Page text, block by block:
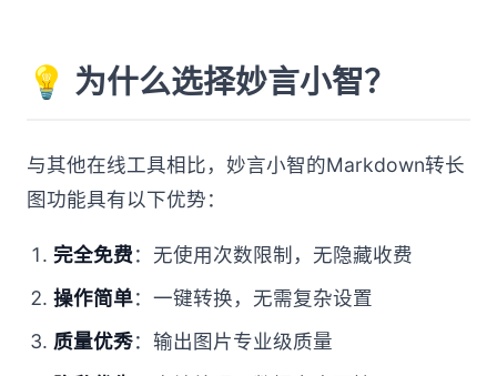
💡 为什么选择妙言小智？
与其他在线工具相比，妙言小智的Markdown转长
图功能具有以下优势：
完全免费：无使用次数限制，无隐藏收费
操作简单：一键转换，无需复杂设置
质量优秀：输出图片专业级质量